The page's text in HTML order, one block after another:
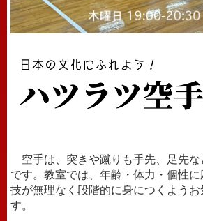
空手は、突きや蹴りも手先、足先な
です。教室では、年齢・体力・個性
技が無理なく段階的に身につくようお
す。